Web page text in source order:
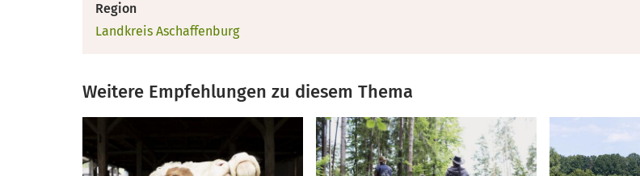
Region
Landkreis Aschaffenburg
Weitere Empfehlungen zu diesem Thema